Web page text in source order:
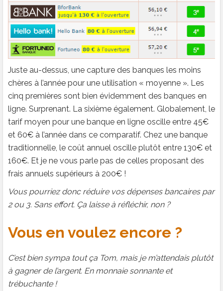
Juste au-dessus, une capture des banques les moins
chères à l’année pour une utilisation « moyenne ». Les
cinq premières sont bien évidemment des banques en
ligne. Surprenant. La sixième également. Globalement, le
tarif moyen pour une banque en ligne oscille entre 45€
et 60€ à l’année dans ce comparatif. Chez une banque
traditionnelle, le coût annuel oscille plutôt entre 130€ et
160€. Et je ne vous parle pas de celles proposant des
frais annuels supérieurs à 200€ !
Vous pourriez donc réduire vos dépenses bancaires par
2 ou 3. Sans effort. Ça laisse à réfléchir, non ?
Vous en voulez encore ?
C’est bien sympa tout ça Tom, mais je m’attendais plutôt
à gagner de l’argent. En monnaie sonnante et
trébuchante !